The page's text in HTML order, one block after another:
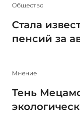
Общество
Стала
пенсий за
Мнение
Тень